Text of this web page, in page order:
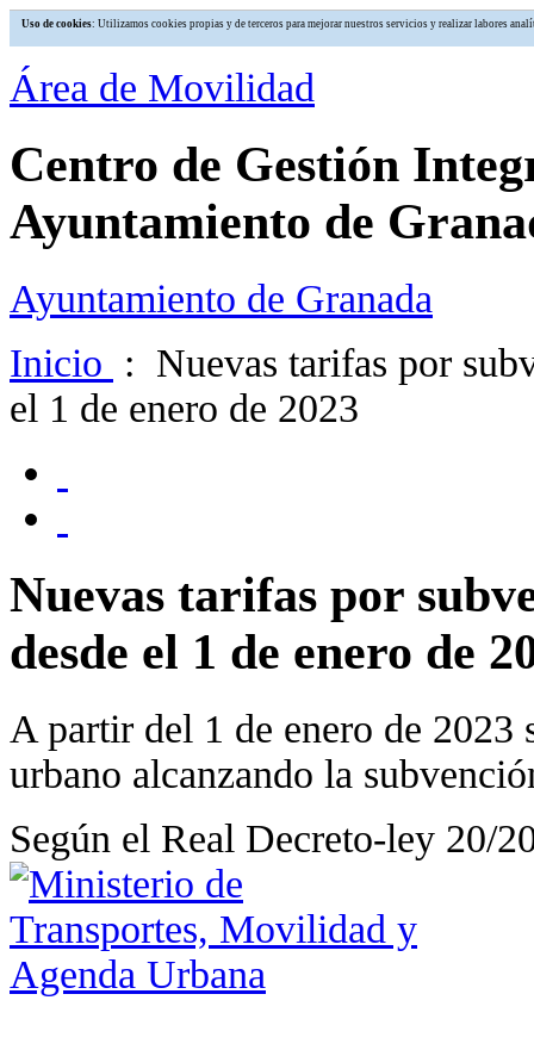
Uso de cookies: Utilizamos cookies propias y de terceros para mejorar nuestros servicios y realizar labores
Área de Movilidad
Centro de Gestión
Ayuntamiento de
Ayuntamiento de Granada
Inicio : Nuevas tarifas por
el 1 de enero de 2023
Nuevas tarifas por
desde el 1 de enero de
A partir del 1 de enero de 2023
urbano alcanzando la
Según el Real Decreto-ley 20/